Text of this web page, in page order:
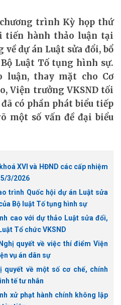
trình Kỳ họp thứ
tiến hành thảo luận tại
dự án Luật sửa đổi, bổ
Luật Tố tụng hình sự.
luận, thay mặt cho Cơ
Viện trưởng VKSND tối
có phần phát biểu tiếp
một số vấn đề đại biểu
XVI và HĐND các cấp nhiệm
3/2026
trình Quốc hội dự án Luật sửa
Bộ luật Tố tụng hình sự
cao với dự thảo Luật sửa đổi,
Tổ chức VKSND
quyết về việc thí điểm Viện
vụ án dân sự
quyết về một số cơ chế, chính
tế tư nhân
xử phạt hành chính không lập